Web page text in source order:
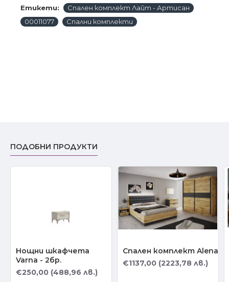
Етикети:
Спален комплект Лайт - Артисан
00011077
Спални комплекти
ПОДОБНИ ПРОДУКТИ
Нощни шкафчета
Varna - 2бр.
€250,00 (488,96 лв.)
Спален комплект Alena
€1137,00 (2223,78 лв.)